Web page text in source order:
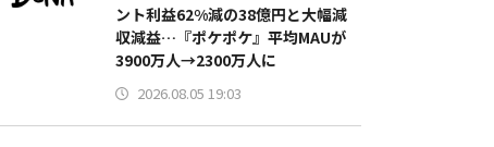
ント利益62%減の38億円と大幅減
収減益…『ポケポケ』平均MAUが
3900万人→2300万人に
2026.08.05 19:03